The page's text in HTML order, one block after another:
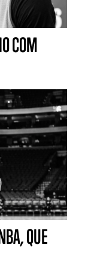
COM
QUE